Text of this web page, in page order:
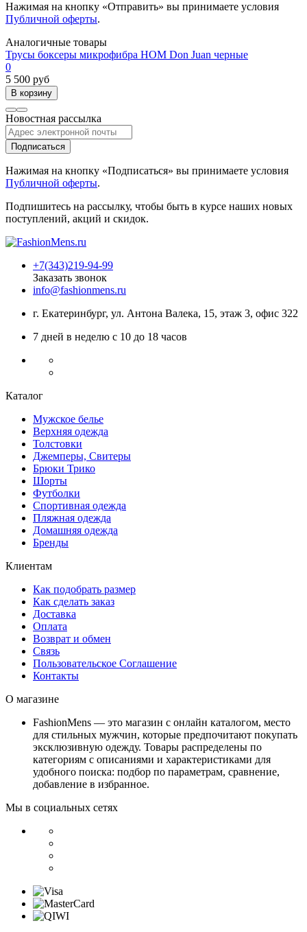
Нажимая на кнопку «Отправить» вы принимаете условия
Публичной оферты.
Аналогичные товары
Трусы боксеры микрофибра HOM Don Juan черные
0
5 500 руб
В корзину
Новостная рассылка
Подписаться
Нажимая на кнопку «Подписаться» вы принимаете условия
Публичной оферты.
Подпишитесь на рассылку, чтобы быть в курсе наших новых
поступлений, акций и скидок.
+7(343)219-94-99
Заказать звонок
info@fashionmens.ru
г. Екатеринбург, ул. Антона Валека, 15, этаж 3, офис 322
7 дней в неделю с 10 до 18 часов
Каталог
Мужское белье
Верхняя одежда
Толстовки
Джемперы, Свитеры
Брюки Трико
Шорты
Футболки
Спортивная одежда
Пляжная одежда
Домашняя одежда
Бренды
Клиентам
Как подобрать размер
Как сделать заказ
Доставка
Оплата
Возврат и обмен
Связь
Пользовательское Соглашение
Контакты
О магазине
FashionMens — это магазин с онлайн каталогом, место
для стильных мужчин, которые предпочитают покупать
эксклюзивную одежду. Товары распределены по
категориям с описаниями и характеристиками для
удобного поиска: подбор по параметрам, сравнение,
добавление в избранное.
Мы в социальных сетях